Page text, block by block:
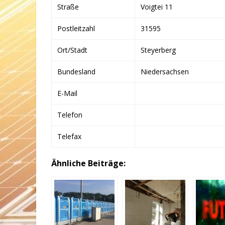
Straße Voigtei 11
Postleitzahl 31595
Ort/Stadt Steyerberg
Bundesland Niedersachsen
E-Mail
Telefon
Telefax
Ähnliche Beiträge: